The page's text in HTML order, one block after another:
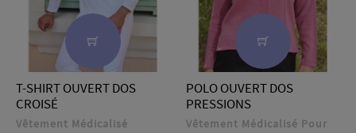
T-SHIRT OUVERT DOS
CROISÉ
Vêtement Médicalisé
POLO OUVERT DOS
PRESSIONS
Vêtement Médicalisé Pour